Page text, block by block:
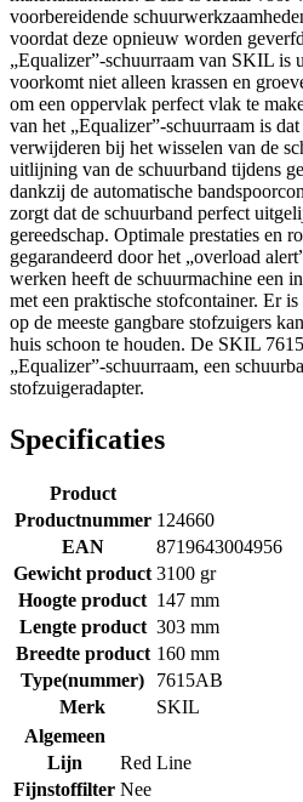
voorbereidende
voordat deze opnieuw worden
„Equalizer”-schuurraam van SKIL is
voorkomt niet alleen krassen en
om een oppervlak perfect vlak te
van het „Equalizer”-schuurraam is
verwijderen bij het wisselen van de
uitlijning van de schuurband tijdens
dankzij de automatische
zorgt dat de schuurband perfect
gereedschap. Optimale prestaties en
gegarandeerd door het „overload
werken heeft de schuurmachine een
met een praktische stofcontainer. Er
op de meeste gangbare stofzuigers
huis schoon te houden. De SKIL
„Equalizer”-schuurraam, een
stofzuigeradapter.
Specificaties
Product
Productnummer 124660
EAN
8719643004956
Gewicht product 3100 gr
Hoogte product 147 mm
Lengte product 303 mm
Breedte product 160 mm
Type(nummer)
7615AB
Merk
SKIL
Algemeen
Lijn
Red Line
Fijnstoffilter Nee